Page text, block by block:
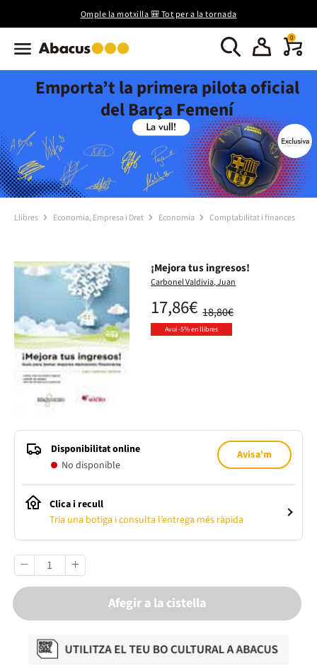
Omple la motxilla 🎒 Tot per a la tornada
0
Emporta’t la primera pilota oficial
del Barça Femení
Llibres Economia, Empresa i Dret Economia Comptabilitat i finances
¡Mejora tus ingresos!
Carbonel Valdivia, Juan
18,80€
17,86€
Avui -5% en llibres
Disponibilitat online
No disponible
Avisa'm
Clica i recull
Tria una botiga i consulta l’entrega més ràpida
Afegir a la cistella